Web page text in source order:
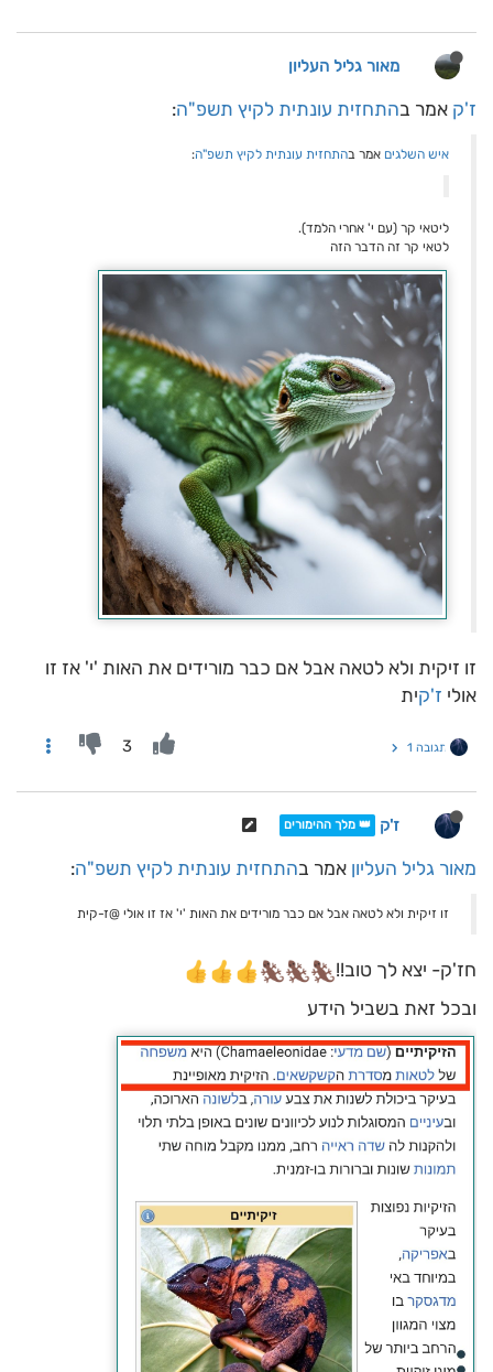
מאור גליל העליון
ז'ק אמר בהתחזית עונתית לקיץ תשפ"ה:
איש השלגים אמר בהתחזית עונתית לקיץ תשפ"ה:
ליטאי קר (עם י' אחרי הלמד).
לטאי קר זה הדבר הזה
זו זיקית ולא לטאה אבל אם כבר מורידים את האות 'י' אז זו
אולי ז'קית
תגובה 1 3
ז'ק 👑 מלך ההימורים
מאור גליל העליון אמר בהתחזית עונתית לקיץ תשפ"ה:
זו זיקית ולא לטאה אבל אם כבר מורידים את האות 'י' אז זו אולי @ז-קית
חז'ק- יצא לך טוב!!
ובכל זאת בשביל הידע